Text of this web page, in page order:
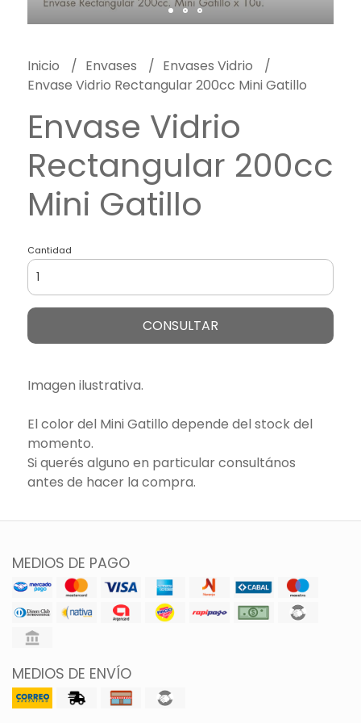
Inicio Envases
Envases Vidrio
Envase Vidrio Rectangular 200cc Mini Gatillo
Envase Vidrio
Rectangular 200cc
Mini Gatillo
Cantidad
CONSULTAR
Imagen ilustrativa.
El color del Mini Gatillo depende del stock del
momento.
Si querés alguno en particular consultános
antes de hacer la compra.
MEDIOS DE PAGO
MEDIOS DE ENVÍO